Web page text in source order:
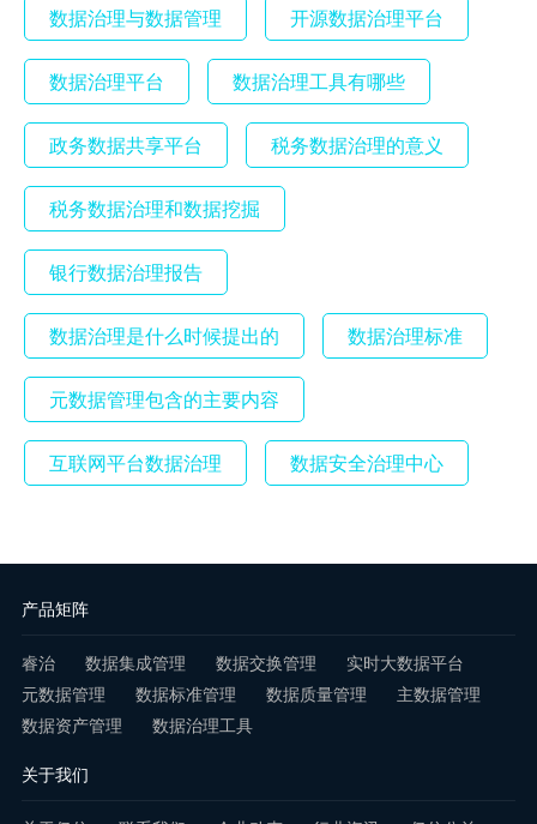
数据治理与数据管理 开源数据治理平台
数据治理平台 数据治理工具有哪些
政务数据共享平台 税务数据治理的意义
税务数据治理和数据挖掘
银行数据治理报告
数据治理是什么时候提出的 数据治理标准
元数据管理包含的主要内容
互联网平台数据治理 数据安全治理中心
产品矩阵
睿治 数据集成管理 数据交换管理
实时大数据平台
元数据管理
数据标准管理 数据质量管理
主数据管理
数据资产管理
数据治理工具
关于我们